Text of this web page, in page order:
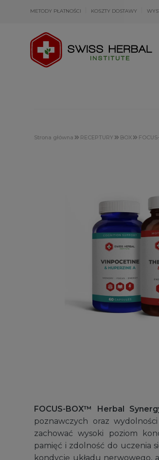
METODY PŁATNOŚCI KOSZTY DOSTAWY
Strona główna RECEPTURY BOX
FOCUS-BOX™ Herbal
poznawczych oraz
zachować wysoki poziom
pamięć i zdolność do uczenia
kondycję układu nerwowego,
Niezbędny do